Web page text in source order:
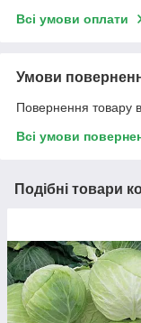
Всі умови оплати
Умови
Повернення товару
Всі умови
Подібні товари